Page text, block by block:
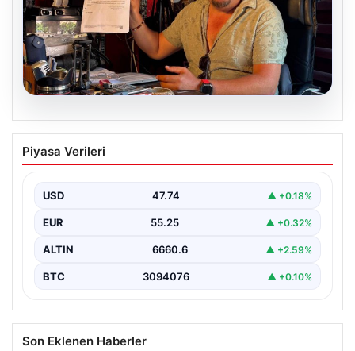
07.08.2026
Alkollü içki paylaşımına ceza almıştı…
İptal için mahkemeye başvurdu
Piyasa Verileri
USD 47.74 ▲ +0.18%
EUR 55.25 ▲ +0.32%
ALTIN 6660.6 ▲ +2.59%
BTC 3094076 ▲ +0.10%
Son Eklenen Haberler